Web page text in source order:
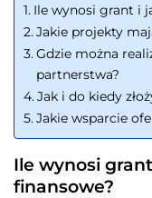
Ile wynosi grant i
Jakie projekty
Gdzie można
partnerstwa?
Jak i do kiedy
Jakie wsparcie
Ile wynosi
finansowe?